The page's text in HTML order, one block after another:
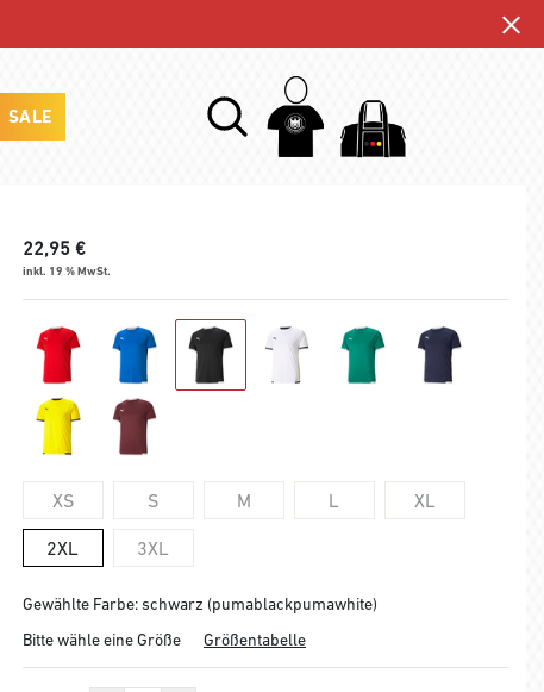
SALE
22,95 €
inkl. 19 % MwSt.
XS S M L XL
2XL 3XL
Gewählte Farbe: schwarz (pumablackpumawhite)
Bitte wähle eine Größe
Größentabelle